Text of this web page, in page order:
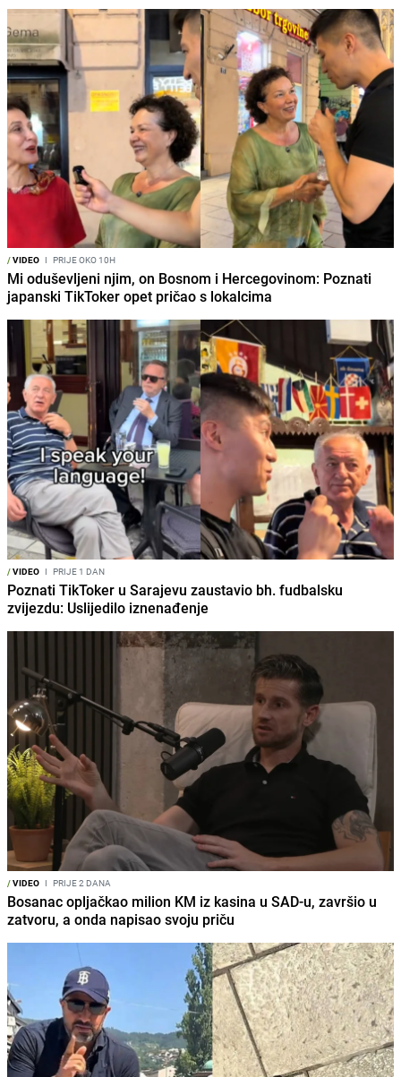
/VIDEO I PRIJE OKO 10H
Mi oduševljeni njim, on Bosnom i Hercegovinom: Poznati
japanski TikToker opet pričao s lokalcima
/VIDEO I PRIJE 1 DAN
Poznati TikToker u Sarajevu zaustavio bh. fudbalsku
zvijezdu: Uslijedilo iznenađenje
/VIDEO I PRIJE 2 DANA
Bosanac opljačkao milion KM iz kasina u SAD-u, završio u
zatvoru, a onda napisao svoju priču